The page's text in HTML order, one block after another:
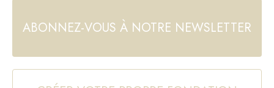
ABONNEZ-VOUS À NOTRE NEWSLETTER